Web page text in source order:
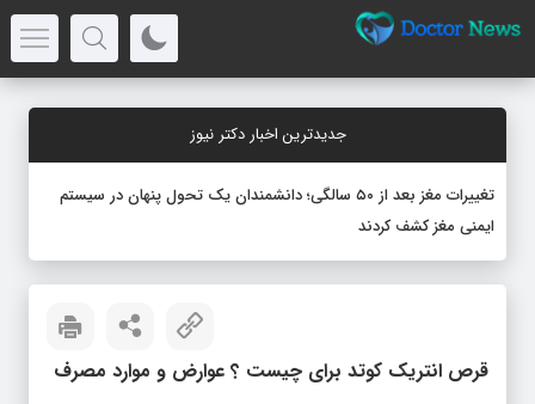
جدیدترین اخبار دکتر نیوز
تغییرات مغز بعد از ۵۰ سالگی؛ دانشمندان یک تحول پنهان در سیستم
ایمنی مغز کشف کردند
قرص انتریک کوتد برای چیست ؟ عوارض و موارد مصرف